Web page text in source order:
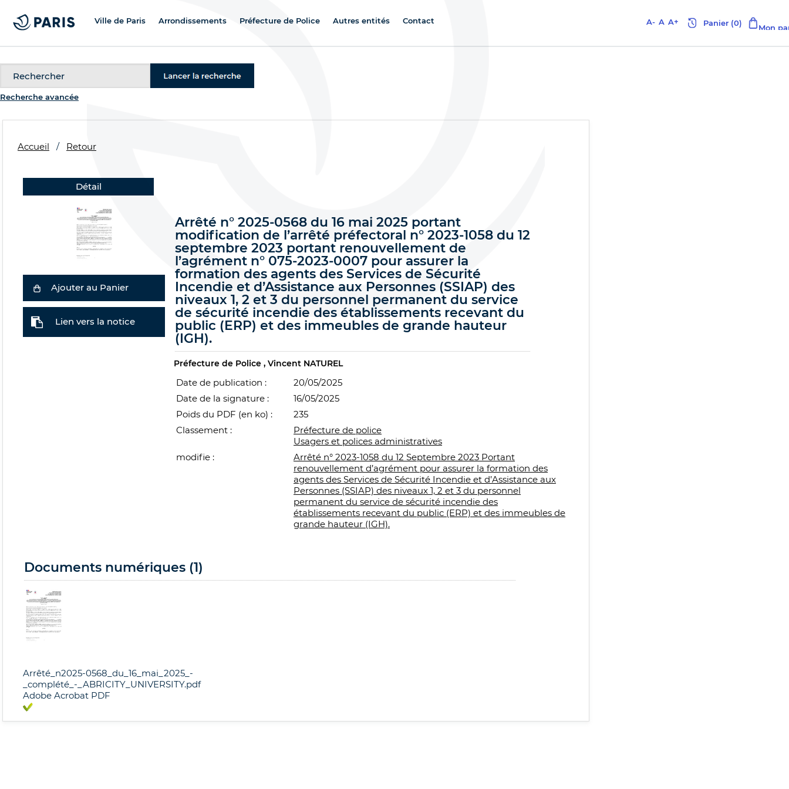
Ville de Paris Arrondissements Préfecture de Police Autres entités Contact A- A A+
Recherche avancée
Accueil Retour
Détail
Ajouter au Panier
Lien vers la notice
Arrêté n° 2025-0568 du 16 mai 2025 portant
modification de l’arrêté préfectoral n° 2023-1058 du 12
septembre 2023 portant renouvellement de
l’agrément n° 075-2023-0007 pour assurer la
formation des agents des Services de Sécurité
Incendie et d’Assistance aux Personnes (SSIAP) des
niveaux 1, 2 et 3 du personnel permanent du service
de sécurité incendie des établissements recevant du
public (ERP) et des immeubles de grande hauteur
(IGH).
Préfecture de Police Vincent NATUREL
Date de publication :
20/05/2025
Date de la signature :
16/05/2025
Poids du PDF (en ko) :
235
Classement :
Préfecture de police
Usagers et polices administratives
modifie :
Arrêté n° 2023-1058 du 12 Septembre 2023 Portant
renouvellement d’agrément pour assurer la formation des
agents des Services de Sécurité Incendie et d’Assistance aux
Personnes (SSIAP) des niveaux 1, 2 et 3 du personnel
permanent du service de sécurité incendie des
établissements recevant du public (ERP) et des immeubles de
grande hauteur (IGH).
Documents numériques (1)
Arrêté_n2025-0568_du_16_mai_2025_-
_complété_-_ABRICITY_UNIVERSITY.pdf
Adobe Acrobat PDF